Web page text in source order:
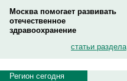
Москва помогает развивать
отечественное
здравоохранение
статьи раздела
Регион сегодня